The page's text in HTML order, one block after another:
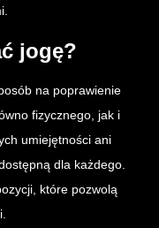
jogę?
na poprawienie
fizycznego, jak i
umiejętności ani
dla każdego.
które pozwolą